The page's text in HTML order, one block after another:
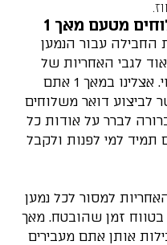
מטעם מאך 1
החבילה עבור הנמען
לגבי האחריות של
השליח לבצע את משימתו כראוי. אצלינו במאך 1 אתם
לביצוע דואר משלוחים
לברר על אודות כל
למי לפנות ולקבל
האחריות למסור לכל נמען
בטווח זמן שהובטח. מאך
אותן אתם מעבירים